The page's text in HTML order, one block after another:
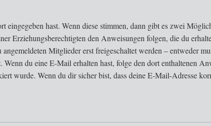
eingegeben hast. Wenn diese stimmen, dann gibt es zwei
Erziehungsberechtigten den Anweisungen folgen, die du
Mitglieder erst freigeschaltet werden – entweder
du eine E-Mail erhalten hast, folge den dort enthaltenen
wurde. Wenn du dir sicher bist, dass deine E-Mail-Adresse